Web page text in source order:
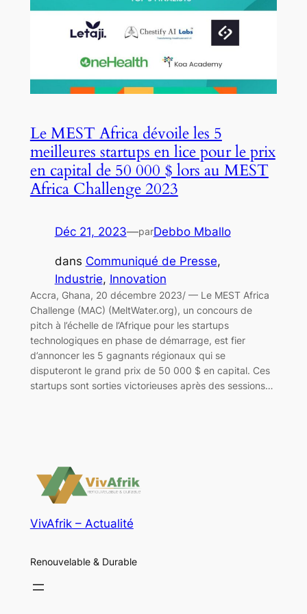
Le MEST Africa dévoile les 5
meilleures startups en lice pour le prix
en capital de 50 000 $ lors au MEST
Africa Challenge 2023
Déc 21, 2023—parDebbo Mballo
dans Communiqué de Presse
Industrie, Innovation
Accra, Ghana, 20 décembre 2023/ — Le MEST Africa
Challenge (MAC) (MeltWater.org), un concours de
pitch à l’échelle de l’Afrique pour les startups
technologiques en phase de démarrage, est fier
d’annoncer les 5 gagnants régionaux qui se
disputeront le grand prix de 50 000 $ en capital. Ces
startups sont sorties victorieuses après des sessions…
VivAfrik – Actualité
Renouvelable & Durable